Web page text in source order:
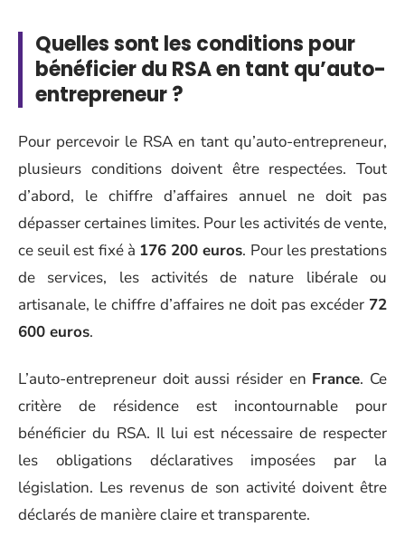
Quelles sont les conditions pour
bénéficier du RSA en tant qu’auto-
entrepreneur ?
Pour percevoir le RSA en tant qu’auto-entrepreneur,
plusieurs conditions doivent être respectées. Tout
d’abord, le chiffre d’affaires annuel ne doit pas
dépasser certaines limites. Pour les activités de vente,
ce seuil est fixé à 176 200 euros. Pour les prestations
de services, les activités de nature libérale ou
artisanale, le chiffre d’affaires ne doit pas excéder 72
600 euros.
L’auto-entrepreneur doit aussi résider en France. Ce
critère de résidence est incontournable pour
bénéficier du RSA. Il lui est nécessaire de respecter
les obligations déclaratives imposées par la
législation. Les revenus de son activité doivent être
déclarés de manière claire et transparente.